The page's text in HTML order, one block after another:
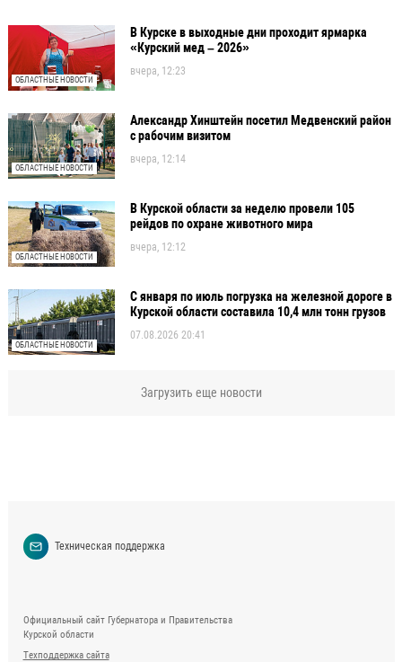
ОБЛАСТНЫЕ НОВОСТИ
В Курске в выходные дни проходит ярмарка
«Курский мед – 2026»
вчера, 12:23
ОБЛАСТНЫЕ НОВОСТИ
Александр Хинштейн посетил Медвенский район
с рабочим визитом
вчера, 12:14
ОБЛАСТНЫЕ НОВОСТИ
В Курской области за неделю провели 105
рейдов по охране животного мира
вчера, 12:12
ОБЛАСТНЫЕ НОВОСТИ
С января по июль погрузка на железной дороге в
Курской области составила 10,4 млн тонн грузов
07.08.2026 20:41
Загрузить еще новости
Техническая поддержка
Официальный сайт Губернатора и Правительства
Курской области
Техподдержка сайта